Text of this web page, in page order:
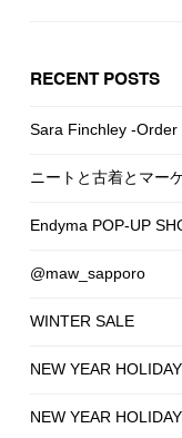
RECENT POSTS
Sara Finchley -Order
ニートと古着とマー
Endyma POP-UP
@maw_sapporo
WINTER SALE
NEW YEAR
NEW YEAR